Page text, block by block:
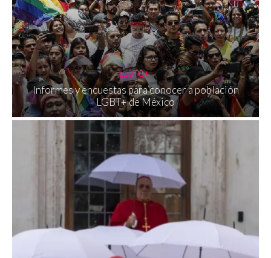
LGBTQ+
Informes y encuestas para conocer a población
LGBT+ de México